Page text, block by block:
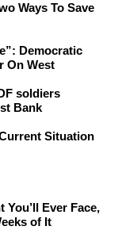
Ways To Save
Democratic
On West
soldiers
Bank
Situation
Ever Face,
of It